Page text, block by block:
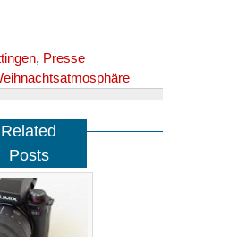
, Presse
Related
Posts